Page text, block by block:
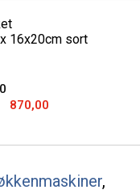
16x20cm sort
870,00
,